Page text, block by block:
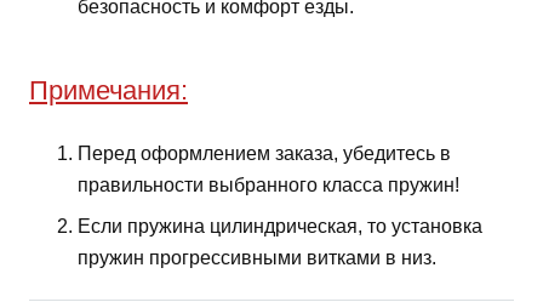
безопасность и комфорт езды.
Примечания:
Перед оформлением заказа, убедитесь в
правильности выбранного класса пружин!
Если пружина цилиндрическая, то установка
пружин прогрессивными витками в низ.